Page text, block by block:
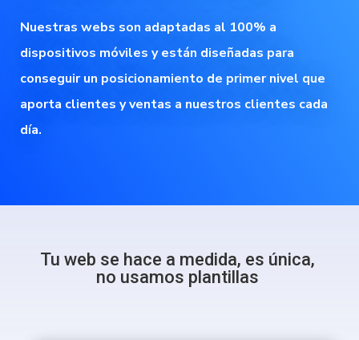
Nuestras webs son adaptadas al 100% a
dispositivos móviles y están diseñadas para
conseguir un posicionamiento de primer nivel que
aporta clientes y ventas a nuestros clientes cada
día.
Tu web se hace a medida, es única,
no usamos plantillas